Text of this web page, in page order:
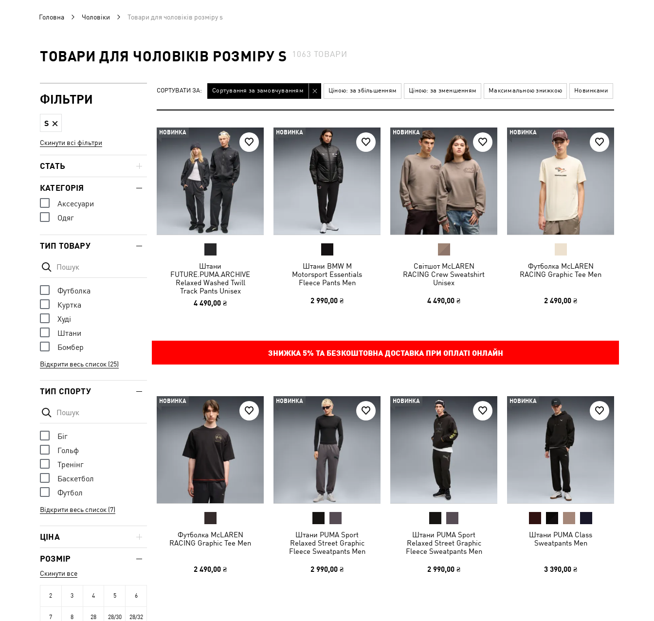
Головна Чоловіки Товари для чоловіків розміру s
ТОВАРИ ДЛЯ ЧОЛОВІКІВ РОЗМІРУ S 1063 ТОВАРИ
СОРТУВАТИ ЗА: Сортування за замовчуванням Ціною: за збільшенням Ціною: за зменшенням Максимальною знижкою Новинками
НОВИНКА
Штани
FUTURE.PUMA.ARCHIVE
Relaxed Washed Twill
Track Pants Unisex
4 490,00 ₴
НОВИНКА
Штани BMW M
Motorsport Essentials
Fleece Pants Men
2 990,00 ₴
НОВИНКА
Світшот McLAREN
RACING Crew Sweatshirt
Unisex
4 490,00 ₴
НОВИНКА
Футболка McLAREN
RACING Graphic Tee Men
2 490,00 ₴
ЗНИЖКА 5% ТА БЕЗКОШТОВНА ДОСТАВКА ПРИ ОПЛАТІ ОНЛАЙН
НОВИНКА
Футболка McLAREN
RACING Graphic Tee Men
2 490,00 ₴
НОВИНКА
Штани PUMA Sport
Relaxed Street Graphic
Fleece Sweatpants Men
2 990,00 ₴
НОВИНКА
Штани PUMA Sport
Relaxed Street Graphic
Fleece Sweatpants Men
2 990,00 ₴
НОВИНКА
Штани PUMA Class
Sweatpants Men
3 390,00 ₴
ФІЛЬТРИ
S
Скинути всі фільтри
СТАТЬ
КАТЕГОРІЯ
Аксесуари
Одяг
ТИП ТОВАРУ
Футболка
Куртка
Худі
Штани
Бомбер
Відкрити весь список (25)
ТИП СПОРТУ
Біг
Гольф
Тренінг
Баскетбол
Футбол
Відкрити весь список (7)
ЦІНА
РОЗМІР
Скинути все
2 3 4 5 6
7 8 28 28/30 28/32